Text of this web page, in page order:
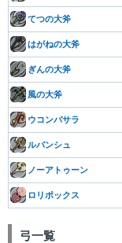
てつの大斧
はがねの大斧
ぎんの大斧
風の大斧
ウコンバサラ
ルバンシュ
ノーアトゥーン
ロリポックス
弓一覧